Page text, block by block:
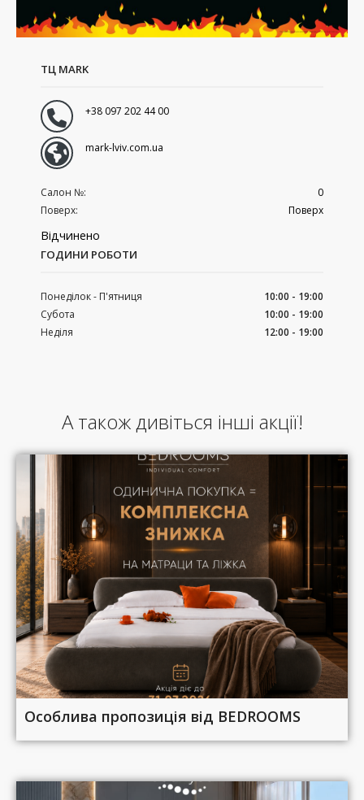
ТЦ MARK
+38 097 202 44 00
mark-lviv.com.ua
Салон №:
0
Поверх:
Поверх
Відчинено
ГОДИНИ РОБОТИ
Понеділок - П'ятниця
10:00 - 19:00
Субота
10:00 - 19:00
Неділя
12:00 - 19:00
А також дивіться інші акції!
Особлива пропозиція від BEDROOMS